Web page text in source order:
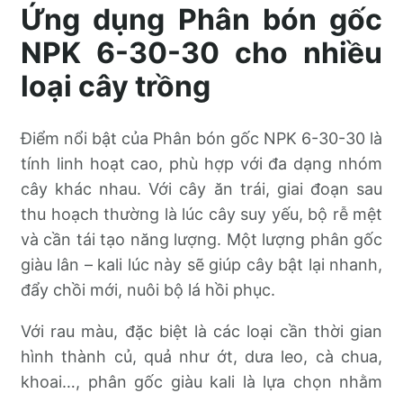
Ứng dụng Phân bón gốc
NPK 6-30-30 cho nhiều
loại cây trồng
Điểm nổi bật của Phân bón gốc NPK 6-30-30 là
tính linh hoạt cao, phù hợp với đa dạng nhóm
cây khác nhau. Với cây ăn trái, giai đoạn sau
thu hoạch thường là lúc cây suy yếu, bộ rễ mệt
và cần tái tạo năng lượng. Một lượng phân gốc
giàu lân – kali lúc này sẽ giúp cây bật lại nhanh,
đẩy chồi mới, nuôi bộ lá hồi phục.
Với rau màu, đặc biệt là các loại cần thời gian
hình thành củ, quả như ớt, dưa leo, cà chua,
khoai…, phân gốc giàu kali là lựa chọn nhằm